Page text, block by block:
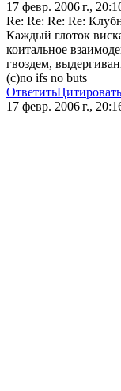
17 февр. 2006 г.,
Re: Re: Re: Re:
Каждый глоток
коитальное
гвоздем,
(c)no ifs no buts
ОтветитьЦитировать
17 февр. 2006 г.,